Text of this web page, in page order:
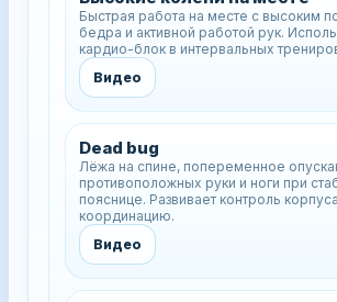
Быстрая работа на месте с высоким
бедра и активной работой рук.
кардио-блок в интервальных
Видео
Dead bug
Лёжа на спине, попеременное
противоположных руки и ноги при
пояснице. Развивает контроль
координацию.
Видео